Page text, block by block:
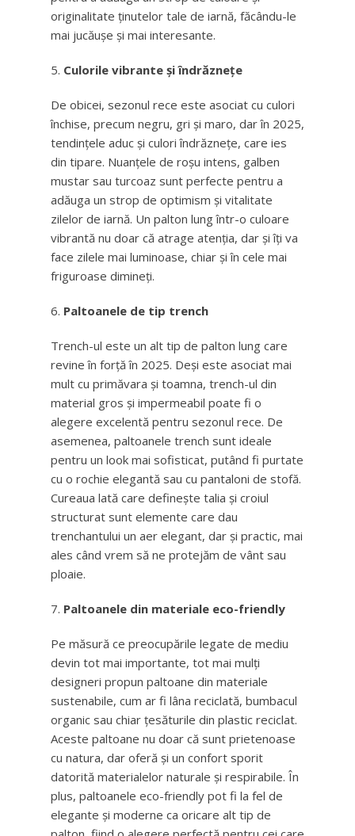
originalitate ținutelor tale de iarnă, făcându-le
mai jucăușe și mai interesante.
Culorile vibrante și îndrăznețe
De obicei, sezonul rece este asociat cu culori
închise, precum negru, gri și maro, dar în 2025,
tendințele aduc și culori îndrăznețe, care ies
din tipare. Nuanțele de roșu intens, galben
mustar sau turcoaz sunt perfecte pentru a
adăuga un strop de optimism și vitalitate
zilelor de iarnă. Un palton lung într-o culoare
vibrantă nu doar că atrage atenția, dar și îți va
face zilele mai luminoase, chiar și în cele mai
friguroase dimineți.
Paltoanele de tip trench
Trench-ul este un alt tip de palton lung care
revine în forță în 2025. Deși este asociat mai
mult cu primăvara și toamna, trench-ul din
material gros și impermeabil poate fi o
alegere excelentă pentru sezonul rece. De
asemenea, paltoanele trench sunt ideale
pentru un look mai sofisticat, putând fi purtate
cu o rochie elegantă sau cu pantaloni de stofă.
Cureaua lată care definește talia și croiul
structurat sunt elemente care dau
trenchantului un aer elegant, dar și practic, mai
ales când vrem să ne protejăm de vânt sau
ploaie.
Paltoanele din materiale eco-friendly
Pe măsură ce preocupările legate de mediu
devin tot mai importante, tot mai mulți
designeri propun paltoane din materiale
sustenabile, cum ar fi lâna reciclată, bumbacul
organic sau chiar țesăturile din plastic reciclat.
Aceste paltoane nu doar că sunt prietenoase
cu natura, dar oferă și un confort sporit
datorită materialelor naturale și respirabile. În
plus, paltoanele eco-friendly pot fi la fel de
elegante și moderne ca oricare alt tip de